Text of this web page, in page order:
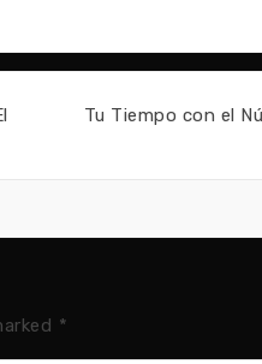
Tu Tiempo con el
*